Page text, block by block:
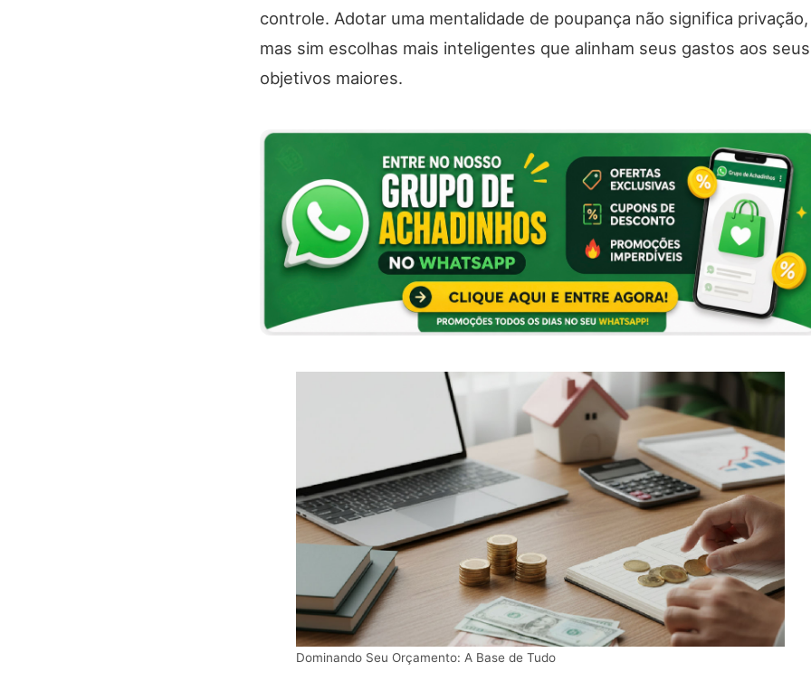
controle. Adotar uma mentalidade de poupança não significa privação,
mas sim escolhas mais inteligentes que alinham seus gastos aos seus
objetivos maiores.
Dominando Seu Orçamento: A Base de Tudo